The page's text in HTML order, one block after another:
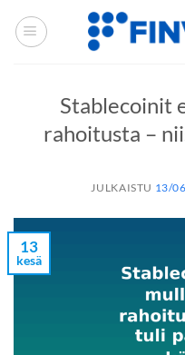
Siirry
sisältöön
Stablecoinit
rahoitusta –
JULKAISTU 13/
13
kesä